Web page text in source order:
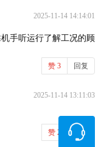
2025-11-14 14:14:01
手听运行了解工况的顾
赞 3 回复
2025-11-14 13:11:03
赞 2 回复